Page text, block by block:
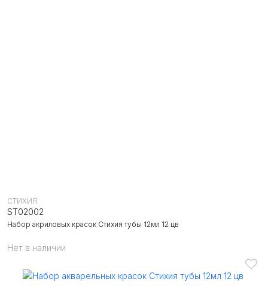
Нет в наличии
Набор акриловых красок Стихия тубы 12мл 12 цв
СТИХИЯ
ST02002